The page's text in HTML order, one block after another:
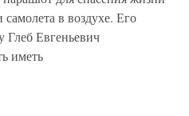
самолета в воздухе. Его
Глеб Евгеньевич
иметь